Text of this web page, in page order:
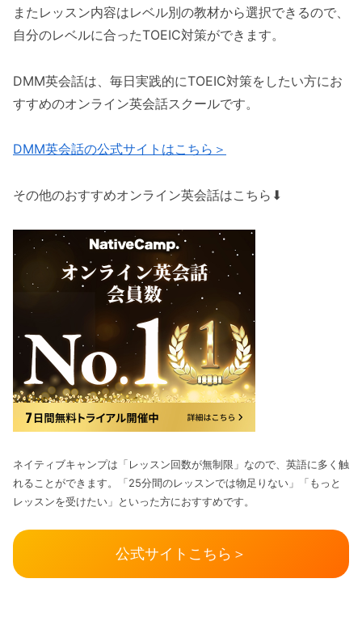
またレッスン内容はレベル別の教材から選択できるので、
自分のレベルに合ったTOEIC対策ができます。
DMM英会話は、毎日実践的にTOEIC対策をしたい方にお
すすめのオンライン英会話スクールです。
DMM英会話の公式サイトはこちら＞
その他のおすすめオンライン英会話はこちら⬇︎
ネイティブキャンプは「レッスン回数が無制限」なので、英語に多く触
れることができます。「25分間のレッスンでは物足りない」「もっと
レッスンを受けたい」といった方におすすめです。
公式サイトこちら＞